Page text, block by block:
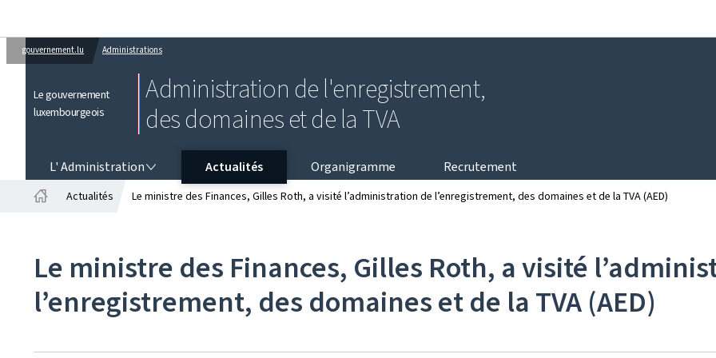
gouvernement.lu Administrations
Le gouvernement
luxembourgeois
Administration de l'enregistrement,
des domaines et de la TVA
L' Administration Actualités Organigramme
Recrutement
Actualités Le ministre des Finances, Gilles Roth, a visité l’administration de l’enregistrement, des domaines et de la TVA (AED)
Le ministre des Finances, Gilles Roth, a visité
l’enregistrement, des domaines et de la TVA (AED)